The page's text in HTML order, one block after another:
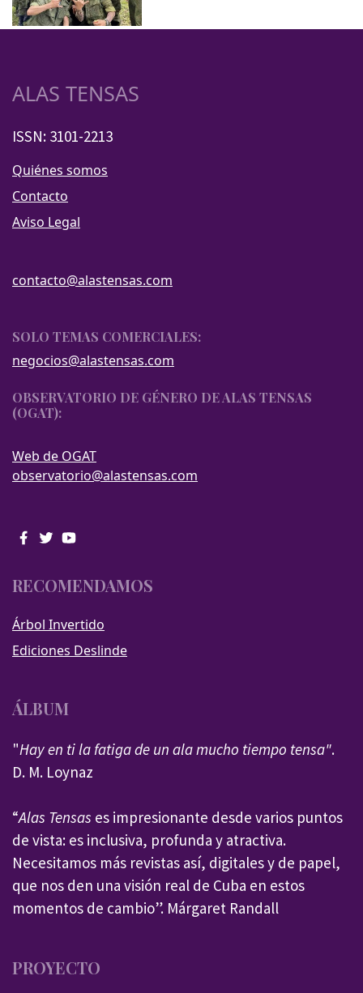
ALAS TENSAS
ISSN: 3101-2213
Quiénes somos
Contacto
Aviso Legal
contacto@alastensas.com
SOLO TEMAS COMERCIALES:
negocios@alastensas.com
OBSERVATORIO DE GÉNERO DE ALAS TENSAS
(OGAT):
Web de OGAT
observatorio@alastensas.com
RECOMENDAMOS
Árbol Invertido
Ediciones Deslinde
ÁLBUM
"Hay en ti la fatiga de un ala mucho tiempo tensa".
D. M. Loynaz
“Alas Tensas es impresionante desde varios puntos
de vista: es inclusiva, profunda y atractiva.
Necesitamos más revistas así, digitales y de papel,
que nos den una visión real de Cuba en estos
momentos de cambio”. Márgaret Randall
PROYECTO